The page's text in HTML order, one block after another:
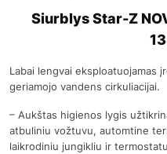
Siurblys Star-Z
Labai lengvai eksploatuojamas
geriamojo vandens cirkuliacijai.
– Aukštas higienos lygis
atbuliniu vožtuvu, automtine
laikrodiniu jungikliu ir